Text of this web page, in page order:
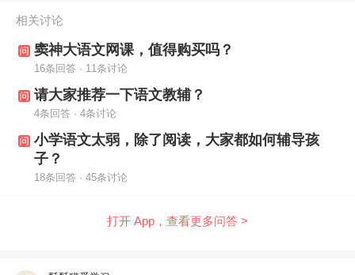
相关讨论
窦神大语文网课，值得购买吗？
16条回答 · 11条讨论
请大家推荐一下语文教辅？
4条回答 · 4条讨论
小学语文太弱，除了阅读，大家都如何辅导孩
子？
18条回答 · 45条讨论
打开 App，查看更多问答 >